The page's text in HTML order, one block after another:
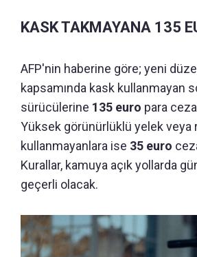
KASK TAKMAYANA 135
AFP'nin haberine göre; yeni
kapsamında kask kullanmayan
sürücülerine 135 euro para
Yüksek görünürlüklü yelek
kullanmayanlara ise 35 euro
Kurallar, kamuya açık yollarda
geçerli olacak.